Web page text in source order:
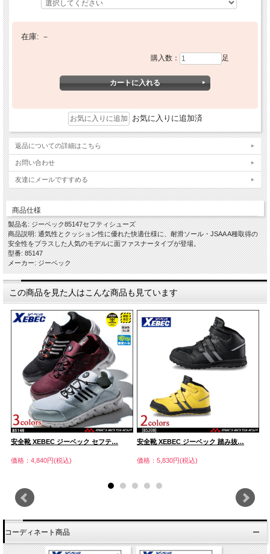
在庫: －
購入数： 足
お気に入りに追加済
返品についての詳細はこちら
お問い合わせ
友達にメールですすめる
商品仕様
製品名: ジーベック85147セフティシューズ
商品説明: 通気性とクッション性に優れた快適仕様に、耐滑ソール・JSAA A種取得の
安全性をプラスした人気のモデルに面ファスナータイプが登場。
型番: 85147
メーカー: ジーベック
この商品を見た人はこんな商品も見ています
安全靴 XEBEC ジーベック セフテ…
価格：4,840円(税込)
安全靴 XEBEC ジーベック 踏み抜…
価格：5,830円(税込)
コーディネート商品